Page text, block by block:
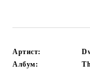
Артист:
Албум: